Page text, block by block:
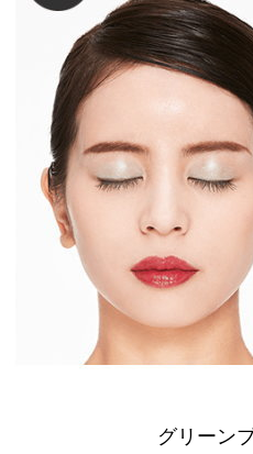
グリーン